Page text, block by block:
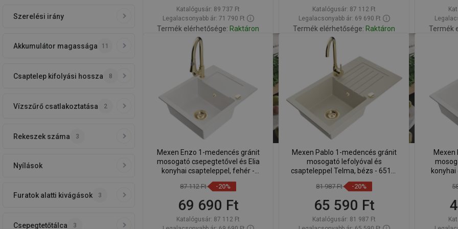
Szerelési irány
Akkumulátor magassága 11
Csaptelep kifolyási hossza 8
Vízszűrő csatlakoztatása 2
Rekeszek száma 3
Nyílások
Furatok alatti kivágások 3
Csepegtetőtálca 3
Katalógusár: 89 737 Ft
Legalacsonyabb ár: 71 790 Ft
Termék elérhetősége: Raktáron
Kosárba
Hasonlítsa
össze
Katalógusár: 87 112 Ft
Legalacsonyabb ár: 69 690 Ft
Termék elérhetősége: Raktáron
Kosárba
Kedvenc
Hasonlítsa
Termék
Mexen Enzo 1-medencés gránit
mosogató csepegtetővel és Elia
konyhai csapteleppel, fehér -
6506-20-670101-50
87 112 Ft -20%
69 690 Ft
Katalógusár: 87 112 Ft
Mexen Pablo 1-medencés gránit
mosogató lefolyóval és
csapteleppel Telma, bézs - 6510-
69-670200-50
81 987 Ft -20%
65 590 Ft
Katalógusár: 81 987 Ft
Mexen